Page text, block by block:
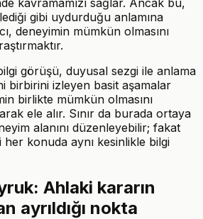
kavramamızı sağlar. Ancak bu,
gibi uydurduğu anlamına
deneyimin mümkün olmasını
görüşü, duyusal sezgi ile anlama
birbirini izleyen basit aşamalar
birlikte mümkün olmasını
ele alır. Sınır da burada ortaya
alanını düzenleyebilir; fakat
her konuda aynı kesinlikle bilgi
Ahlaki kararın
ayrıldığı nokta